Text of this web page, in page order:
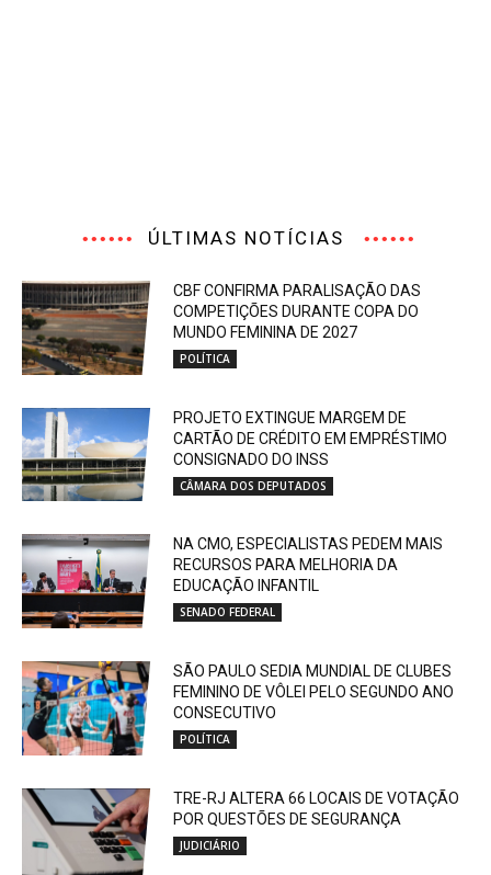
ÚLTIMAS NOTÍCIAS
CBF CONFIRMA PARALISAÇÃO DAS
COMPETIÇÕES DURANTE COPA DO
MUNDO FEMININA DE 2027
POLÍTICA
PROJETO EXTINGUE MARGEM DE
CARTÃO DE CRÉDITO EM EMPRÉSTIMO
CONSIGNADO DO INSS
CÂMARA DOS DEPUTADOS
NA CMO, ESPECIALISTAS PEDEM MAIS
RECURSOS PARA MELHORIA DA
EDUCAÇÃO INFANTIL
SENADO FEDERAL
SÃO PAULO SEDIA MUNDIAL DE CLUBES
FEMININO DE VÔLEI PELO SEGUNDO ANO
CONSECUTIVO
POLÍTICA
TRE-RJ ALTERA 66 LOCAIS DE VOTAÇÃO
POR QUESTÕES DE SEGURANÇA
JUDICIÁRIO